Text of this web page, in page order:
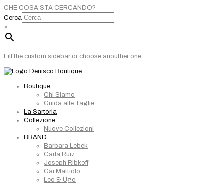
CHE COSA STA CERCANDO?
Cerca
×
Fill the custom sidebar or choose anouther one.
Boutique
Chi Siamo
Guida alle Taglie
La Sartoria
Collezione
Nuove Collezioni
BRAND
Barbara Lebek
Carla Ruiz
Joseph Ribkoff
Gai Mattiolo
Leo & Ugo